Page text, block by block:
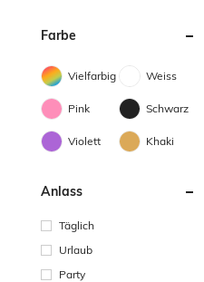
Farbe
Vielfarbig Weiss
Pink Schwarz
Violett Khaki
Anlass
Täglich
Urlaub
Party